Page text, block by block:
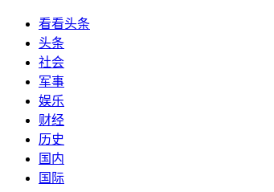
看看头条
头条
社会
军事
娱乐
财经
历史
国内
国际